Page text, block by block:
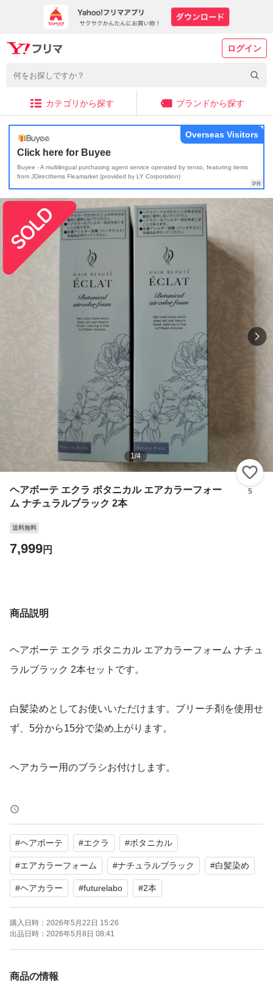
ログイン
カテゴリから探す ブランドから探す
Click here for Buyee
Buyee - A multilingual purchasing agent service operated by tenso, featuring items
from JDirectItems Fleamarket (provided by LY Corporation)
Overseas Visitors
1/4
ヘアボーテ エクラ ボタニカル エアカラーフォー
ム ナチュラルブラック 2本
5
送料無料
7,999円
商品説明
ヘアボーテ エクラ ボタニカル エアカラーフォーム ナチュ
ラルブラック 2本セットです。
白髪染めとしてお使いいただけます。ブリーチ剤を使用せ
ず、5分から15分で染め上がります。
ヘアカラー用のブラシお付けします。
【ブランド】HAIR BEAUTE ECLAT
【商品名】ボタニカル エアカラーフォーム
【カラー】ナチュラルブラック
【内容量】150g
【個数】2本
#ヘアボーテ #エクラ #ボタニカル
#エアカラーフォーム #ナチュラルブラック #白髪染め
#ヘアカラー #futurelabo #2本
購入日時： 2026年5月22日 15:26
出品日時： 2026年5月8日 08:41
商品の情報